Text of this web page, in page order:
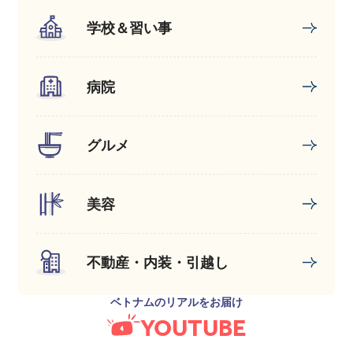
学校＆習い事
病院
グルメ
美容
不動産・内装・引越し
ベトナムのリアルをお届け
YOUTUBE